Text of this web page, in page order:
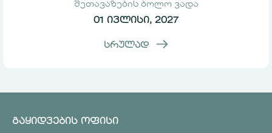
შეთავაზების ბოლო ვადა
01 ივლისი, 2027
სრულად
გაყიდვების ოფისი